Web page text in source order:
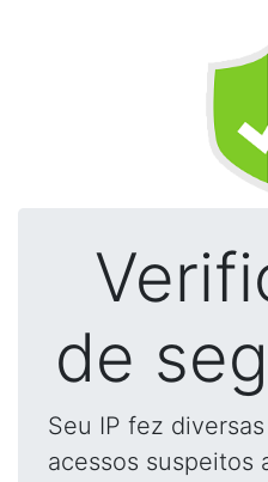
de
Seu IP fez
acessos suspeitos